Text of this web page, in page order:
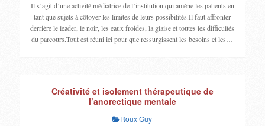
Il s’agit d’une activité médiatrice de l’institution qui amène les patients en
tant que sujets à côtoyer les limites de leurs possibilités.Il faut affronter
derrière le leader, le noir, les eaux froides, la glaise et toutes les difficultés
du parcours.Tout est réuni ici pour que ressurgissent les besoins et les…
Créativité et isolement thérapeutique de
l’anorectique mentale
Roux Guy